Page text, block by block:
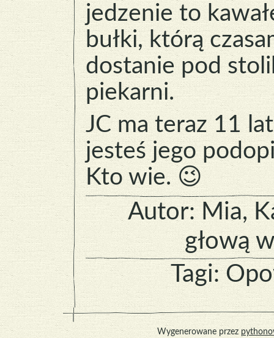
jedzenie to
bułki, którą
dostanie pod
piekarni.
JC ma teraz 11
jesteś jego
Kto wie. 😉
Autor: Mia,
głową
Tagi:
Wygenerowane przez